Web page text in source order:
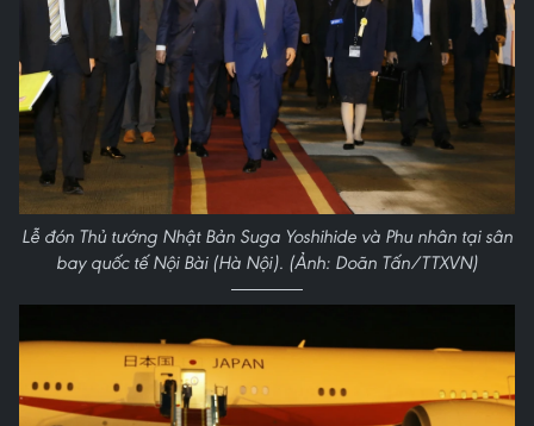
Lễ đón Thủ tướng Nhật Bản Suga Yoshihide và Phu nhân tại sân
bay quốc tế Nội Bài (Hà Nội). (Ảnh: Doãn Tấn/TTXVN)